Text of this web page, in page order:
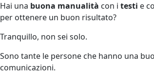
Hai una buona manualità con i testi e
per ottenere un buon risultato?
Tranquillo, non sei solo.
Sono tante le persone che hanno una
comunicazioni.